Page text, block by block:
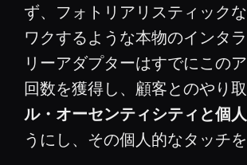
ず、フォトリアリスティック
ワクするような本物のインタ
リーアダプターはすでにこの
回数を獲得し、顧客とのやり
ル・オーセンティシティと個
うにし、その個人的なタッチ